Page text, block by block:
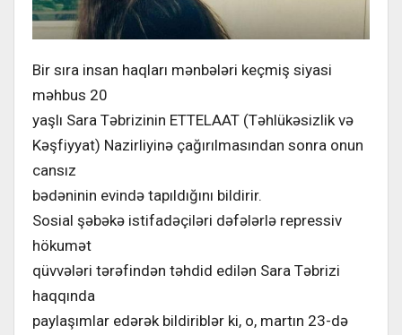
Bir sıra insan haqları mənbələri keçmiş siyasi
məhbus 20
yaşlı Sara Təbrizinin ETTELAAT (Təhlükəsizlik və
Kəşfiyyat) Nazirliyinə çağırılmasından sonra onun
cansız
bədəninin evində tapıldığını bildirir.
Sosial şəbəkə istifadəçiləri dəfələrlə repressiv
hökumət
qüvvələri tərəfindən təhdid edilən Sara Təbrizi
haqqında
paylaşımlar edərək bildiriblər ki, o, martın 23-də